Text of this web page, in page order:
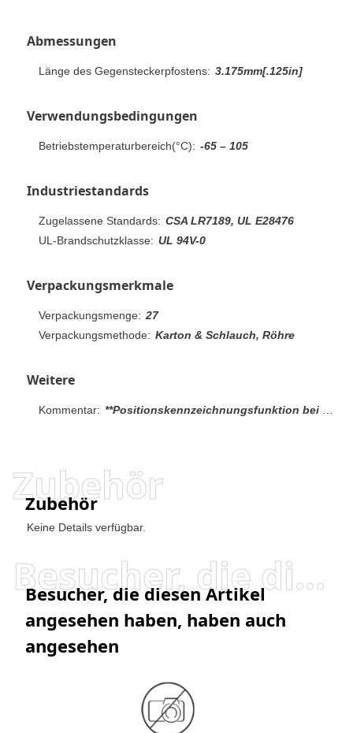
Abmessungen
Länge des Gegensteckerpfostens: 3.175mm[.125in]
Verwendungsbedingungen
Betriebstemperaturbereich(°C): -65 – 105
Industriestandards
Zugelassene Standards: CSA LR7189, UL E28476
UL-Brandschutzklasse: UL 94V-0
Verpackungsmerkmale
Verpackungsmenge: 27
Verpackungsmethode: Karton & Schlauch, Röhre
Weitere
Kommentar: **Positionskennzeichnungsfunktion bei Leisten mit 8, 10 und 12 Positionen nicht vorhanden, Hinweis 1: Die abgebildeten Niederhalter sind bei Leisten mit 16 bis 100 Positionen verfügbar Hinweis 2: Die abgebildeten Niederhalter sind bei Leisten mit 8 bis 12 und 60 bis 100 Positionen verfügbar.
Zubehör
Zubehör
Keine Details verfügbar.
Besucher, die diesen Artikel angesehen haben, haben auch angesehen
Besucher, die diesen Artikel
angesehen haben, haben auch
angesehen